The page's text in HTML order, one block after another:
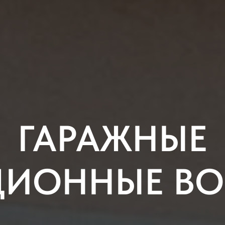
ГАРАЖНЫЕ